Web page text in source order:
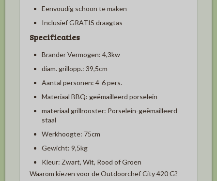
Eenvoudig schoon te maken
Inclusief GRATIS draagtas
Specificaties
Brander Vermogen: 4,3kw
diam. grillopp.: 39,5cm
Aantal personen: 4-6 pers.
Materiaal BBQ: geëmailleerd porselein
materiaal grillrooster: Porselein-geëmailleerd
staal
Werkhoogte: 75cm
Gewicht: 9,5kg
Kleur: Zwart, Wit, Rood of Groen
Waarom kiezen voor de Outdoorchef City 420 G?